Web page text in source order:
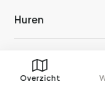
Overzicht
Huren
Kopen